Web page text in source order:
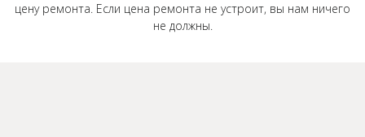
цену ремонта. Если цена ремонта не устроит, вы нам ничего
не должны.